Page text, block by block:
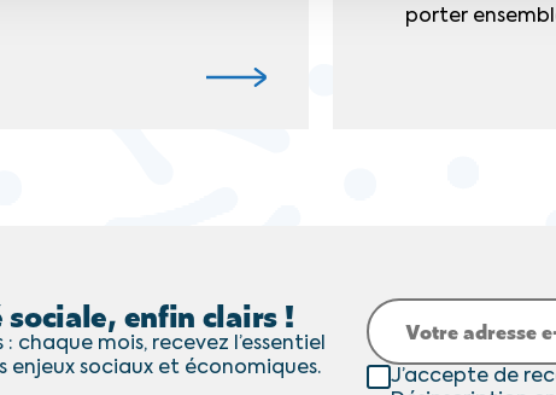
porter
enfin clairs !
chaque mois, recevez l’essentiel
sociaux et économiques.
J’accepte de